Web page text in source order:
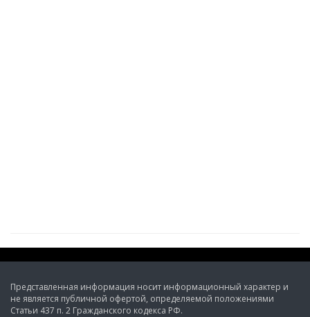
Представленная информация носит информационный характер и
не является публичной офертой, определяемой положениями
Статьи 437 п. 2 Гражданского кодекса РФ.